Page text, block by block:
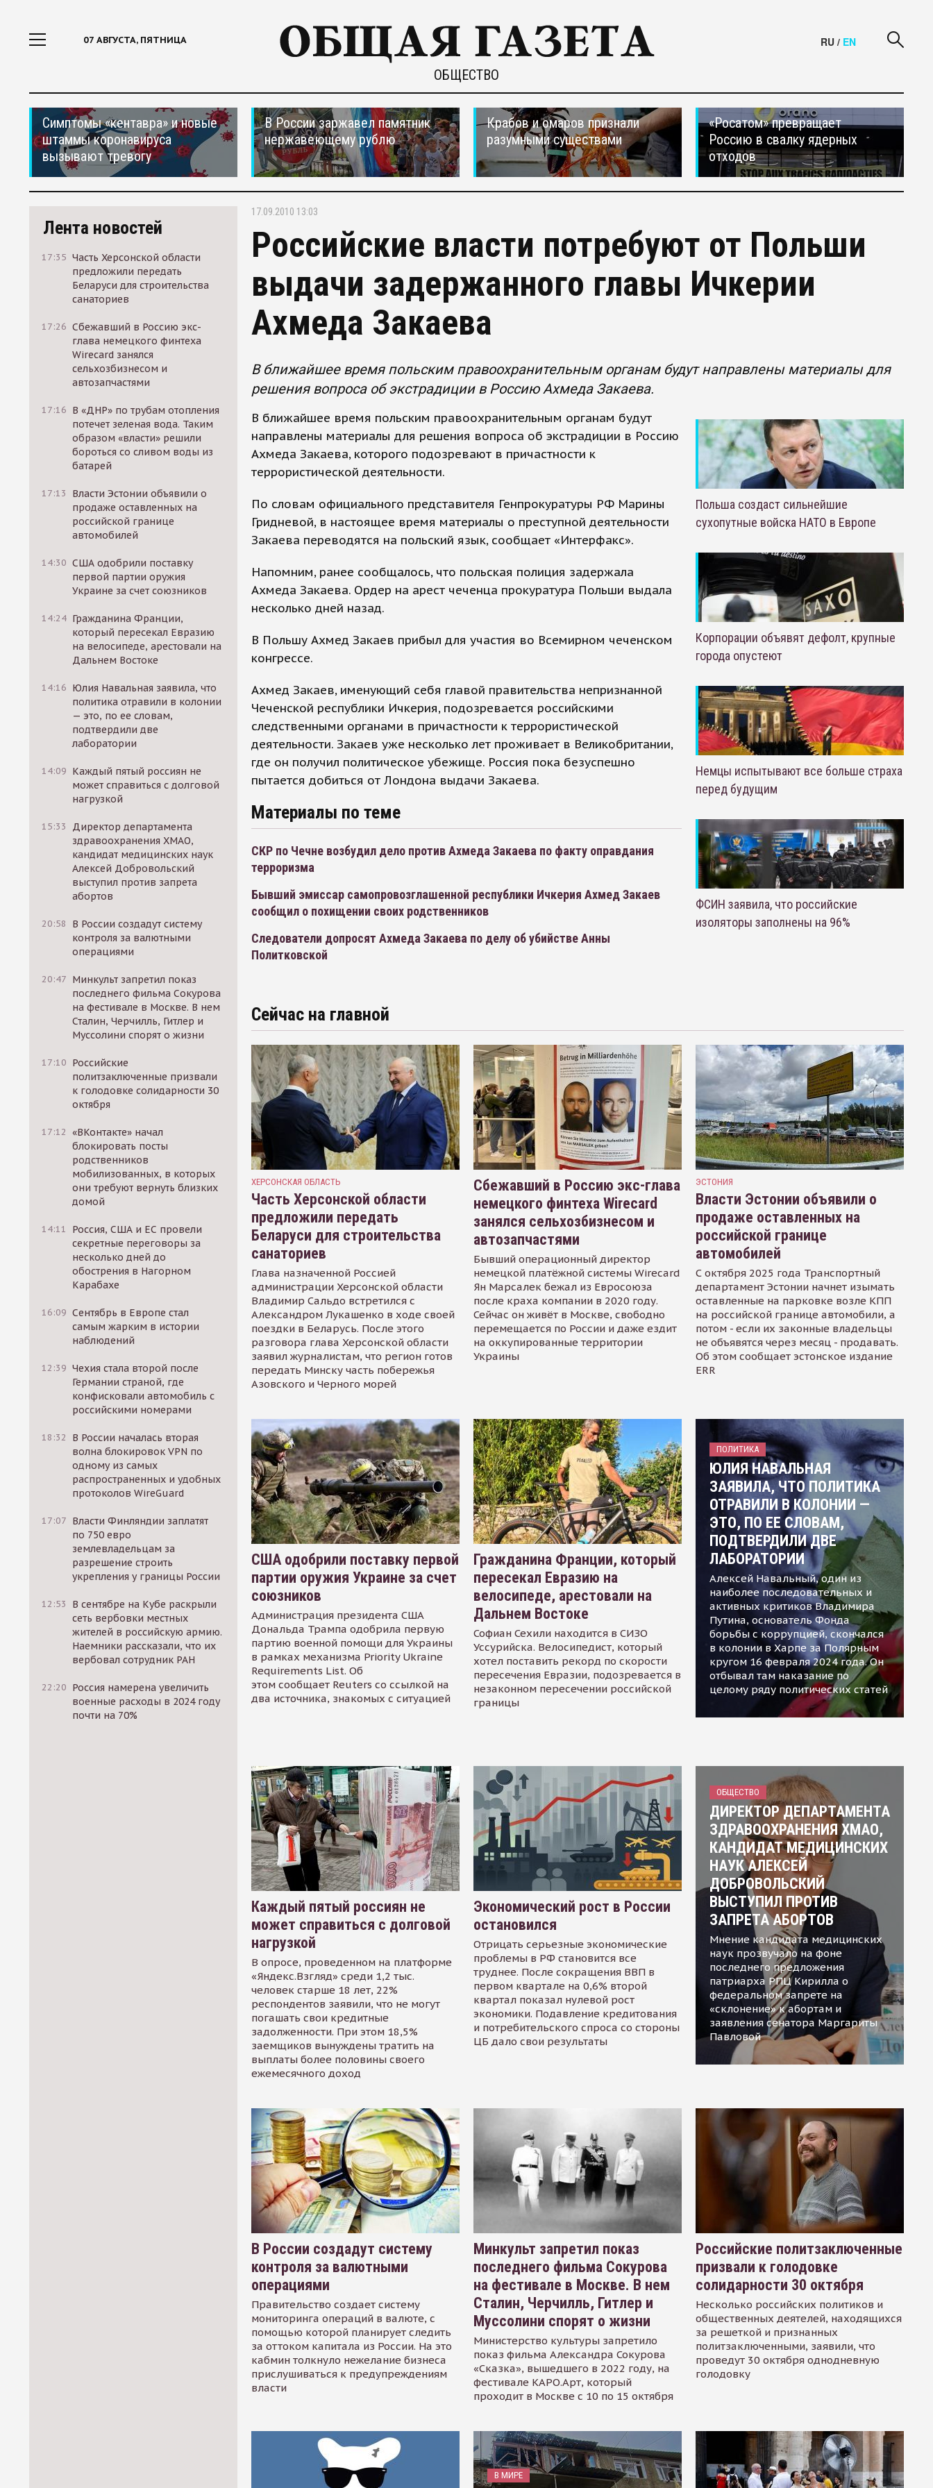
07 АВГУСТА, ПЯТНИЦА
ОБЩЕСТВО
RU / EN
Симптомы «кентавра» и новые
штаммы коронавируса
вызывают тревогу
В России заржавел памятник
нержавеющему рублю
Крабов и омаров признали
разумными существами
«Росатом» превращает
Россию в свалку ядерных
отходов
Лента новостей
17:35 Часть Херсонской области
предложили передать
Беларуси для строительства
санаториев
17:26 Сбежавший в Россию экс-
глава немецкого финтеха
Wirecard занялся
сельхозбизнесом и
автозапчастями
17:16 В «ДНР» по трубам отопления
потечет зеленая вода. Таким
образом «власти» решили
бороться со сливом воды из
батарей
17:13
Власти Эстонии объявили о
продаже оставленных на
российской границе
автомобилей
14:30 США одобрили поставку
первой партии оружия
Украине за счет союзников
14:24 Гражданина Франции,
который пересекал Евразию
на велосипеде, арестовали на
Дальнем Востоке
14:16 Юлия Навальная заявила, что
политика отравили в колонии
— это, по ее словам,
подтвердили две
лаборатории
14:09 Каждый пятый россиян не
может справиться с долговой
нагрузкой
15:33
Директор департамента
здравоохранения ХМАО,
кандидат медицинских наук
Алексей Добровольский
выступил против запрета
абортов
20:58
В России создадут систему
контроля за валютными
операциями
20:47 Минкульт запретил показ
последнего фильма Сокурова
на фестивале в Москве. В нем
Сталин, Черчилль, Гитлер и
Муссолини спорят о жизни
17:10 Российские
политзаключенные призвали
к голодовке солидарности 30
октября
17:12 «ВКонтакте» начал
блокировать посты
родственников
мобилизованных, в которых
они требуют вернуть близких
домой
14:11
Россия, США и ЕС провели
секретные переговоры за
несколько дней до
обострения в Нагорном
Карабахе
16:09 Сентябрь в Европе стал
самым жарким в истории
наблюдений
12:39 Чехия стала второй после
Германии страной, где
конфисковали автомобиль с
российскими номерами
18:32
В России началась вторая
волна блокировок VPN по
одному из самых
распространенных и удобных
протоколов WireGuard
17:07 Власти Финляндии заплатят
по 750 евро
землевладельцам за
разрешение строить
укрепления у границы России
12:53
В сентябре на Кубе раскрыли
сеть вербовки местных
жителей в российскую армию.
Наемники рассказали, что их
вербовал сотрудник РАН
22:20 Россия намерена увеличить
военные расходы в 2024 году
почти на 70%
17.09.2010 13:03
Российские власти потребуют от Польши
выдачи задержанного главы Ичкерии
Ахмеда Закаева
В ближайшее время польским правоохранительным органам будут направлены материалы для
решения вопроса об экстрадиции в Россию Ахмеда Закаева.
В ближайшее время польским правоохранительным органам будут
направлены материалы для решения вопроса об экстрадиции в Россию
Ахмеда Закаева, которого подозревают в причастности к
террористической деятельности.
По словам официального представителя Генпрокуратуры РФ Марины
Гридневой, в настоящее время материалы о преступной деятельности
Закаева переводятся на польский язык, сообщает «Интерфакс».
Напомним, ранее сообщалось, что польская полиция задержала
Ахмеда Закаева. Ордер на арест чеченца прокуратура Польши выдала
несколько дней назад.
В Польшу Ахмед Закаев прибыл для участия во Всемирном чеченском
конгрессе.
Ахмед Закаев, именующий себя главой правительства непризнанной
Чеченской республики Ичкерия, подозревается российскими
следственными органами в причастности к террористической
деятельности. Закаев уже несколько лет проживает в Великобритании,
где он получил политическое убежище. Россия пока безуспешно
пытается добиться от Лондона выдачи Закаева.
Материалы по теме
СКР по Чечне возбудил дело против Ахмеда Закаева по факту оправдания
терроризма
Бывший эмиссар самопровозглашенной республики Ичкерия Ахмед Закаев
сообщил о похищении своих родственников
Следователи допросят Ахмеда Закаева по делу об убийстве Анны
Политковской
Польша создаст сильнейшие
сухопутные войска НАТО в Европе
Корпорации объявят дефолт, крупные
города опустеют
Немцы испытывают все больше страха
перед будущим
ФСИН заявила, что российские
изоляторы заполнены на 96%
Сейчас на главной
ХЕРСОНСКАЯ ОБЛАСТЬ
Часть Херсонской области
предложили передать
Беларуси для строительства
санаториев
Глава назначенной Россией
администрации Херсонской области
Владимир Сальдо встретился с
Александром Лукашенко в ходе своей
поездки в Беларусь. После этого
разговора глава Херсонской области
заявил журналистам, что регион готов
передать Минску часть побережья
Азовского и Черного морей
Сбежавший в Россию экс-глава
немецкого финтеха Wirecard
занялся сельхозбизнесом и
автозапчастями
Бывший операционный директор
немецкой платёжной системы Wirecard
Ян Марсалек бежал из Евросоюза
после краха компании в 2020 году.
Сейчас он живёт в Москве, свободно
перемещается по России и даже ездит
на оккупированные территории
Украины
ЭСТОНИЯ
Власти Эстонии объявили о
продаже оставленных на
российской границе
автомобилей
С октября 2025 года Транспортный
департамент Эстонии начнет изымать
оставленные на парковке возле КПП
на российской границе автомобили, а
потом - если их законные владельцы
не объявятся через месяц - продавать.
Об этом сообщает эстонское издание
ERR
США одобрили поставку первой
партии оружия Украине за счет
союзников
Администрация президента США
Дональда Трампа одобрила первую
партию военной помощи для Украины
в рамках механизма Priority Ukraine
Requirements List. Об
этом сообщает Reuters со ссылкой на
два источника, знакомых с ситуацией
Гражданина Франции, который
пересекал Евразию на
велосипеде, арестовали на
Дальнем Востоке
Софиан Сехили находится в СИЗО
Уссурийска. Велосипедист, который
хотел поставить рекорд по скорости
пересечения Евразии, подозревается в
незаконном пересечении российской
границы
ПОЛИТИКА
ЮЛИЯ НАВАЛЬНАЯ
ЗАЯВИЛА, ЧТО ПОЛИТИКА
ОТРАВИЛИ В КОЛОНИИ —
ЭТО, ПО ЕЕ СЛОВАМ,
ПОДТВЕРДИЛИ ДВЕ
ЛАБОРАТОРИИ
Алексей Навальный, один из
наиболее последовательных и
активных критиков Владимира
Путина, основатель Фонда
борьбы с коррупцией, скончался
в колонии в Харпе за Полярным
кругом 16 февраля 2024 года. Он
отбывал там наказание по
целому ряду политических статей
Каждый пятый россиян не
может справиться с долговой
нагрузкой
В опросе, проведенном на платформе
«Яндекс.Взгляд» среди 1,2 тыс.
человек старше 18 лет, 22%
респондентов заявили, что не могут
погашать свои кредитные
задолженности. При этом 18,5%
заемщиков вынуждены тратить на
выплаты более половины своего
ежемесячного доход
Экономический рост в России
остановился
Отрицать серьезные экономические
проблемы в РФ становится все
труднее. После сокращения ВВП в
первом квартале на 0,6% второй
квартал показал нулевой рост
экономики. Подавление кредитования
и потребительского спроса со стороны
ЦБ дало свои результаты
ОБЩЕСТВО
ДИРЕКТОР ДЕПАРТАМЕНТА
ЗДРАВООХРАНЕНИЯ ХМАО,
КАНДИДАТ МЕДИЦИНСКИХ
НАУК АЛЕКСЕЙ
ДОБРОВОЛЬСКИЙ
ВЫСТУПИЛ ПРОТИВ
ЗАПРЕТА АБОРТОВ
Мнение кандидата медицинских
наук прозвучало на фоне
последнего предложения
патриарха РПЦ Кирилла о
федеральном запрете на
«склонение» к абортам и
заявления сенатора Маргариты
Павловой
В России создадут систему
контроля за валютными
операциями
Правительство создает систему
мониторинга операций в валюте, с
помощью которой планирует следить
за оттоком капитала из России. На это
кабмин толкнуло нежелание бизнеса
прислушиваться к предупреждениям
власти
Минкульт запретил показ
последнего фильма Сокурова
на фестивале в Москве. В нем
Сталин, Черчилль, Гитлер и
Муссолини спорят о жизни
Министерство культуры запретило
показ фильма Александра Сокурова
«Сказка», вышедшего в 2022 году, на
фестивале КАРО.Арт, который
проходит в Москве с 10 по 15 октября
Российские политзаключенные
призвали к голодовке
солидарности 30 октября
Несколько российских политиков и
общественных деятелей, находящихся
за решеткой и признанных
политзаключенными, заявили, что
проведут 30 октября однодневную
голодовку
В МИРЕ